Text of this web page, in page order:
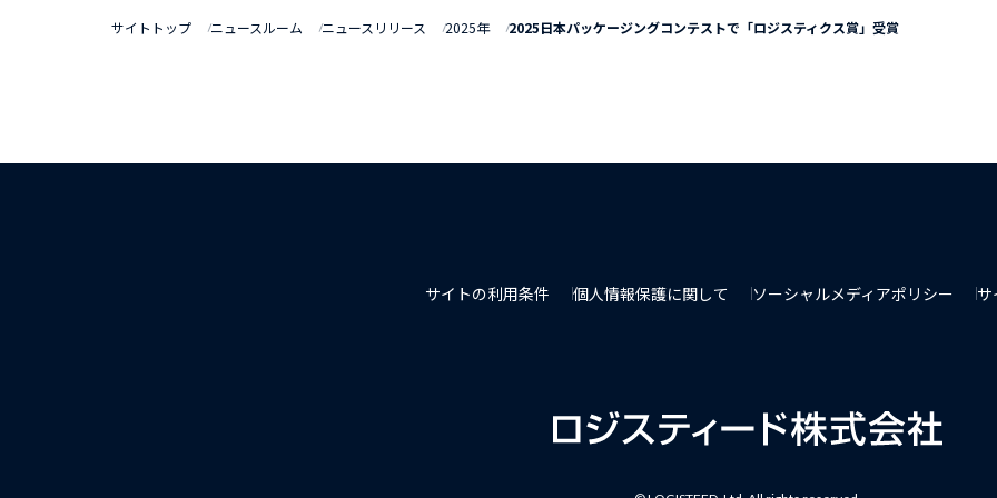
サイトトップ ニュースルーム ニュースリリース 2025年 2025日本パッケージングコンテストで「ロジスティクス賞」受賞
サイトの利用条件 個人情報保護に関して ソーシャルメディアポリシー